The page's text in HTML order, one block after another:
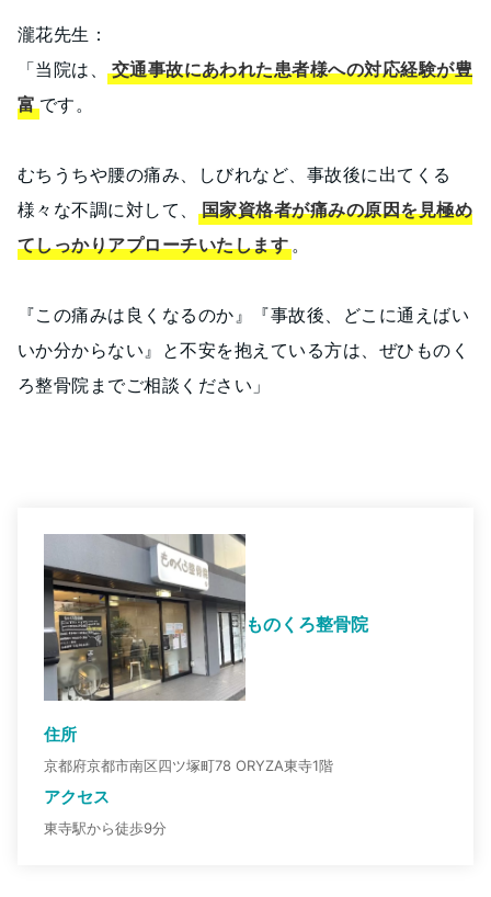
瀧花先生：
「当院は、交通事故にあわれた患者様への対応経験が豊
富です。
むちうちや腰の痛み、しびれなど、事故後に出てくる
様々な不調に対して、
国家資格者が痛みの原因を見極め
てしっかりアプローチいたします。
『この痛みは良くなるのか』『事故後、どこに通えばい
いか分からない』と不安を抱えている方は、ぜひものく
ろ整骨院までご相談ください」
ものくろ整骨院
住所
京都府京都市南区四ツ塚町78 ORYZA東寺1階
アクセス
東寺駅から徒歩9分